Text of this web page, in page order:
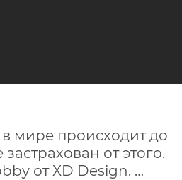
мире происходит до
от этого.
от XD Design.